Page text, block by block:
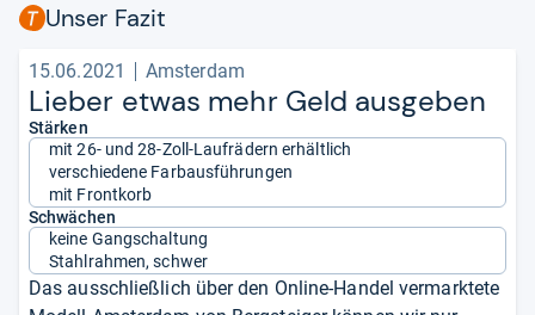
Unser Fazit
15.06.2021 Amsterdam
Lie­ber etwas mehr Geld aus­ge­ben
Stärken
mit 26- und 28-Zoll-Laufrädern erhältlich
verschiedene Farbausführungen
mit Frontkorb
Schwächen
keine Gangschaltung
Stahlrahmen, schwer
Das ausschließlich über den Online-Handel vermarktete